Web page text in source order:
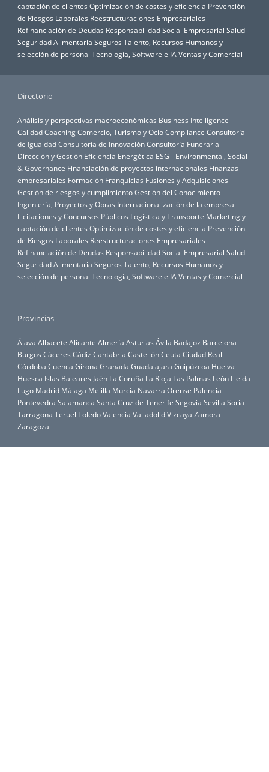
captación de clientes Optimización de costes y eficiencia Prevención
de Riesgos Laborales Reestructuraciones Empresariales
Refinanciación de Deudas Responsabilidad Social Empresarial Salud
Seguridad Alimentaria Seguros Talento, Recursos Humanos y
selección de personal Tecnología, Software e IA Ventas y Comercial
Directorio
Análisis y perspectivas macroeconómicas Business Intelligence
CalidadCoachingComercio, Turismo y OcioCompliance Consultoría
de IgualdadConsultoría de InnovaciónConsultoría Funeraria
Dirección y Gestión Eficiencia Energética ESG - Environmental, Social
& Governance Financiación de proyectos internacionales Finanzas
empresariales Formación Franquicias Fusiones y Adquisiciones
Gestión de riesgos y cumplimientoGestión del Conocimiento
Ingeniería, Proyectos y Obras Internacionalización de la empresa
Licitaciones y Concursos Públicos Logística y Transporte Marketing y
captación de clientes Optimización de costes y eficiencia Prevención
de Riesgos Laborales Reestructuraciones Empresariales
Refinanciación de Deudas Responsabilidad Social Empresarial Salud
Seguridad Alimentaria Seguros Talento, Recursos Humanos y
selección de personal Tecnología, Software e IA Ventas y Comercial
Provincias
Álava Albacete Alicante Almería Asturias Ávila Badajoz Barcelona
Burgos Cáceres Cádiz Cantabria CastellónCeuta Ciudad Real
Córdoba Cuenca Girona Granada Guadalajara Guipúzcoa Huelva
Huesca Islas Baleares Jaén La Coruña La Rioja Las Palmas León Lleida
Lugo Madrid Málaga Melilla Murcia Navarra Orense Palencia
Pontevedra Salamanca Santa Cruz de Tenerife Segovia Sevilla Soria
Tarragona Teruel ToledoValencia ValladolidVizcaya Zamora
Zaragoza